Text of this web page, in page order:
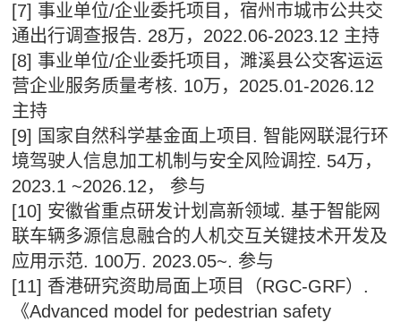
[7] 事业单位/企业委托项目，宿州市城市公共交
通出行调查报告. 28万，2022.06-2023.12 主持
[8] 事业单位/企业委托项目，濉溪县公交客运运
营企业服务质量考核. 10万，2025.01-2026.12
主持
[9] 国家自然科学基金面上项目. 智能网联混行环
境驾驶人信息加工机制与安全风险调控. 54万，
2023.1 ~2026.12， 参与
[10] 安徽省重点研发计划高新领域. 基于智能网
联车辆多源信息融合的人机交互关键技术开发及
应用示范. 100万. 2023.05~. 参与
[11] 香港研究资助局面上项目（RGC-GRF）.
《Advanced model for pedestrian safety